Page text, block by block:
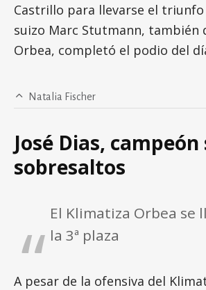
Castrillo para llevarse el triunfo
suizo Marc Stutmann, también
Orbea, completó el podio del
Natalia Fischer
José Dias, campeón
sobresaltos
El Klimatiza Orbea se
la 3ª plaza
A pesar de la ofensiva del